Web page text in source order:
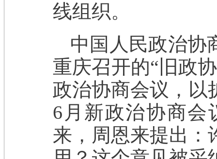
线组织。
中国人民政治协
重庆召开的“旧政
政治协商会议，以
6月新政治协商会
来，周恩来提出：